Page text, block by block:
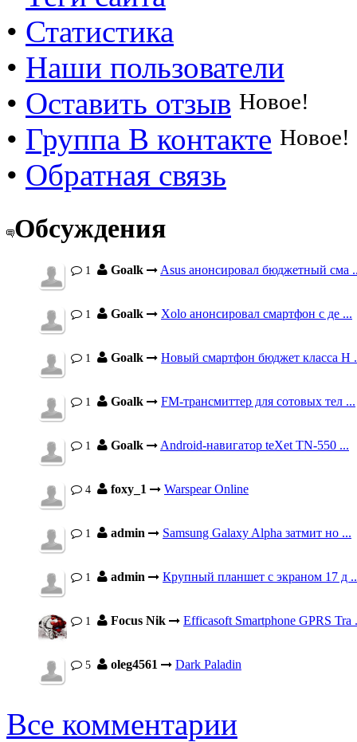
• Статистика
• Наши пользователи
• Оставить отзыв Новое!
• Группа В контакте Новое!
• Обратная связь
Обсуждения
1 Goalk Asus анонсировал бюджетный сма
1 Goalk Xolo анонсировал смартфон с де ...
1 Goalk Новый смартфон бюджет класса H
1 Goalk FM-трансмиттер для сотовых тел ...
1 Goalk Android-навигатор teXet TN-550 ...
4 foxy_1 Warspear Online
1 admin Samsung Galaxy Alpha затмит но ...
1 admin Крупный планшет с экраном 17 д
1 Focus Nik Efficasoft Smartphone GPRS Tra
5 oleg4561 Dark Paladin
Все комментарии